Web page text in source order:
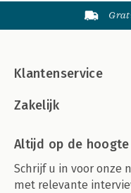
Klantenservice
Zakelijk
Altijd op de hoogte
Schrijf u in voor onze
met relevante